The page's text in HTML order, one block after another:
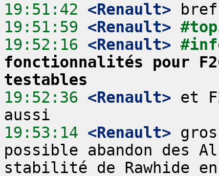
19:51:42 <Renault>
19:51:59 <Renault>
19:52:16 <Renault>
fonctionnalités pour
testables
19:52:36 <Renault> et
19:53:14 <Renault>
possible abandon des